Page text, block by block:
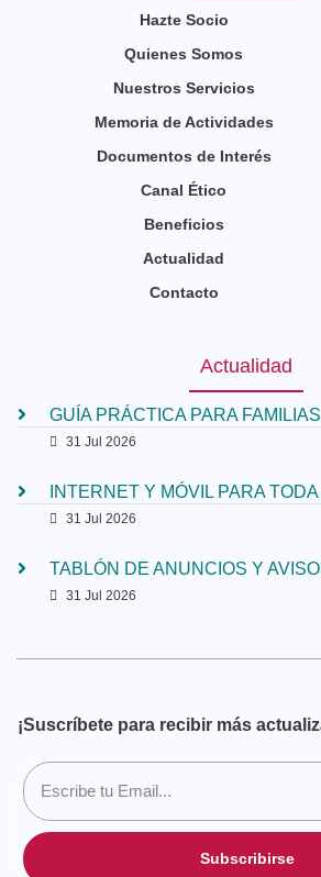
Hazte Socio
Quienes Somos
Nuestros Servicios
Memoria de Actividades
Documentos de Interés
Canal Ético
Beneficios
Actualidad
Contacto
Actualidad
GUÍA PRÁCTICA PARA
31 Jul 2026
INTERNET Y MÓVIL PARA
31 Jul 2026
TABLÓN DE ANUNCIOS Y
31 Jul 2026
¡Suscríbete para recibir más
Subscribirse